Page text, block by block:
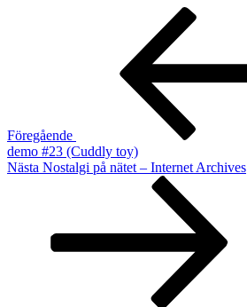
Inläggsnavigering
Föregående
demo #23 (Cuddly toy)
Nästa
Nästa Nostalgi på nätet – Internet Archives